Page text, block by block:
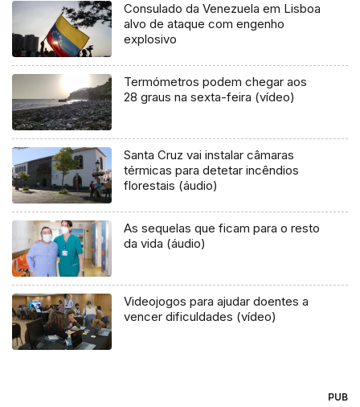
Consulado da Venezuela em Lisboa
alvo de ataque com engenho
explosivo
Termómetros podem chegar aos
28 graus na sexta-feira (vídeo)
Santa Cruz vai instalar câmaras
térmicas para detetar incêndios
florestais (áudio)
As sequelas que ficam para o resto
da vida (áudio)
Videojogos para ajudar doentes a
vencer dificuldades (vídeo)
PUB